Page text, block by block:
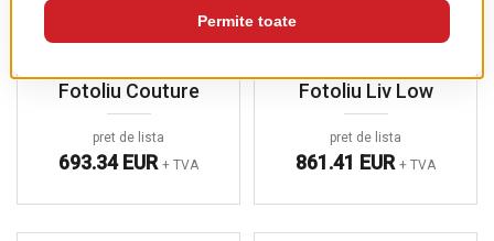
Fotoliu Couture
pret de lista
693.34 EUR + TVA
Fotoliu Liv Low
pret de lista
861.41 EUR + TVA